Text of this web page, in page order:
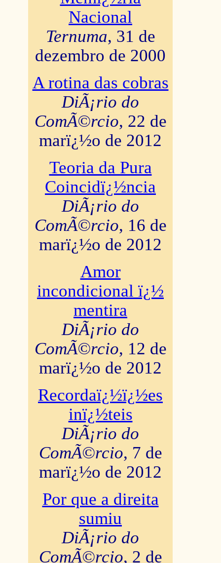
Nacional
Ternuma, 31 de
dezembro de 2000
A rotina das cobras
DiÃ¡rio do
ComÃ©rcio, 22 de
marï¿½o de 2012
Teoria da Pura
Coincidï¿½ncia
DiÃ¡rio do
ComÃ©rcio, 16 de
marï¿½o de 2012
Amor
incondicional ï¿½
mentira
DiÃ¡rio do
ComÃ©rcio, 12 de
marï¿½o de 2012
Recordaï¿½ï¿½es
inï¿½teis
DiÃ¡rio do
ComÃ©rcio, 7 de
marï¿½o de 2012
Por que a direita
sumiu
DiÃ¡rio do
ComÃ©rcio, 2 de